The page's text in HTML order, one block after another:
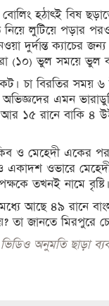
বোলিং হঠাৎই বিষ
লুটিয়ে পড়ার
দুর্দান্ত ক্যাচের
(১০) ভুল সময়ে ভুল
চা বিরতির সময়
অভিজ্ঞদের এমন
১৫ রানে বাকি
ও মেহেদী একের
ওভারে
তখনই নামে
আছে ৪৯ রানে
তা জানতে মিরপুরে
অনুমতি ছাড়া